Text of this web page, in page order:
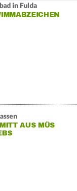
in Fulda
AUS MÜS